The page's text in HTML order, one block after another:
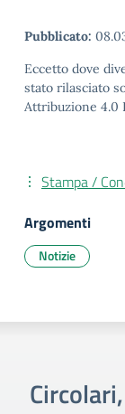
Pubblicato:
Eccetto dove
stato rilasciato
Attribuzione 4.0
Stampa /
Argomenti
Notizie